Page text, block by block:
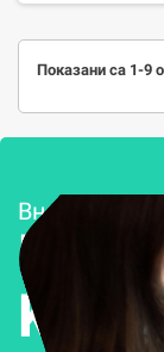
Показани са 1-9
Внедряване